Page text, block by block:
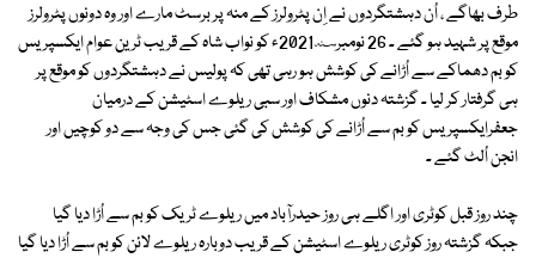
طرف بھاگے ، اُن دہشتگردوں نے اِن پٹرولرز کے منہ پر برسٹ مارے اور وہ دونوں پٹرولرز
موقع پر شہید ہو گئے ۔ 26 نومبر2021؁ء کو نواب شاہ کے قریب ٹرین عوام ایکسپریس
کو بم دھماکے سے اُڑانے کی کوشش ہو رہی تھی کہ پولیس نے دہشتگردوں کو موقع پر
ہی گرفتار کر لیا ۔ گزشتہ دنوں مشکاف اور سبی ریلوے اسٹیشن کے درمیان
جعفرایکسپریس کو بم سے اُڑانے کی کوشش کی گئی جس کی وجہ سے دو کوچیں اور
انجن اُلٹ گئے ۔
چند روز قبل کوٹری اور اگلے ہی روز حیدرآباد میں ریلوے ٹریک کو بم سے اُڑا دیا گیا
جبکہ گزشتہ روز کوٹری ریلوے اسٹیشن کے قریب دوبارہ ریلوے لائن کو بم سے اُڑا دیا گیا